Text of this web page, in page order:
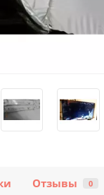
Отзывы 0